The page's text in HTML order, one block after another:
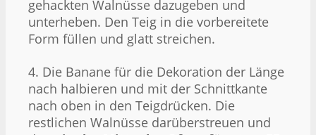
gehackten Walnüsse dazugeben und
unterheben. Den Teig in die vorbereitete
Form füllen und glatt streichen.
4. Die Banane für die Dekoration der Länge
nach halbieren und mit der Schnittkante
nach oben in den Teigdrücken. Die
restlichen Walnüsse darüberstreuen und